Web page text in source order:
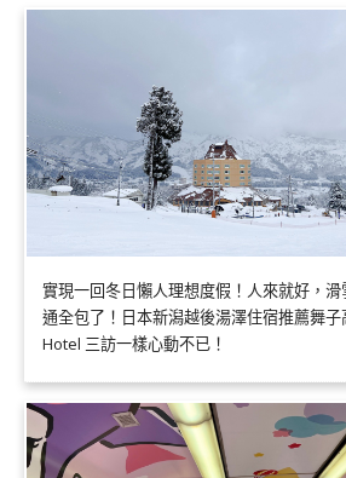
實現一回冬日懶人理想度假！人來就好，
通全包了！日本新潟越後湯澤住宿推薦舞
Hotel 三訪一樣心動不已！